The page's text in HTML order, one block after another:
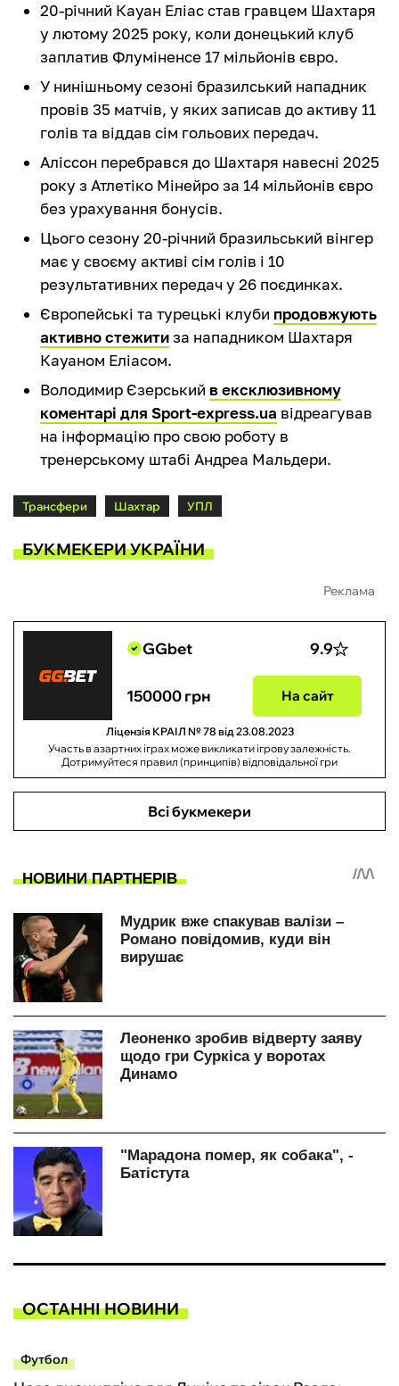
20-річний Кауан Еліас став гравцем Шахтаря
у лютому 2025 року, коли донецький клуб
заплатив Флуміненсе 17 мільйонів євро.
У нинішньому сезоні бразилський нападник
провів 35 матчів, у яких записав до активу 11
голів та віддав сім гольових передач.
Аліссон перебрався до Шахтаря навесні 2025
року з Атлетіко Мінейро за 14 мільйонів євро
без урахування бонусів.
Цього сезону 20-річний бразильський вінгер
має у своєму активі сім голів і 10
результативних передач у 26 поєдинках.
Європейські та турецькі клуби продовжують
активно стежитиза нападником Шахтаря
Кауаном Еліасом.
Володимир Єзерський в ексклюзивному
коментарі для Sport-express.ua відреагував
на інформацію про свою роботу в
тренерському штабі Андреа Мальдери.
Трансфери Шахтар УПЛ
БУКМЕКЕРИ УКРАЇНИ
Реклама
GGbet 9.9
150000 грн На сайт
Ліцензія КРАІЛ № 78 від 23.08.2023
Участь в азартних іграх може викликати ігрову залежність.
Дотримуйтеся правил (принципів) відповідальної гри
Всі букмекери
ОСТАННІ НОВИНИ
Футбол